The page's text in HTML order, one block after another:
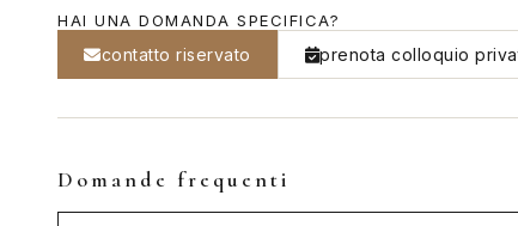
HAI UNA DOMANDA SPECIFICA?
contatto riservato prenota colloquio
Domande frequenti